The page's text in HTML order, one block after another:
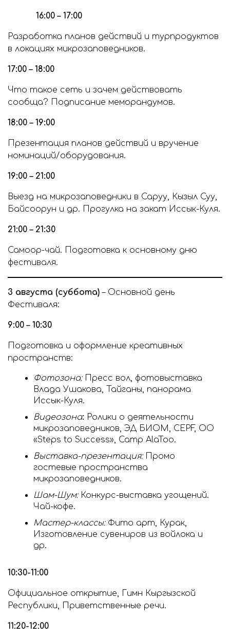
16:00 – 17:00
Разработка планов действий и турпродуктов
в локациях микрозаповедников.
17:00 – 18:00
Что такое сеть и зачем действовать
сообща? Подписание меморандумов.
18:00 – 19:00
Презентация планов действий и вручение
номинаций/оборудования.
19:00 – 21:00
Выезд на микрозаповедники в Саруу, Кызыл Суу,
Байсоорун и др. Прогулка на закат Иссык-Куля.
21:00 – 21:30
Самоор-чай. Подготовка к основному дню
фестиваля.
3 августа (суббота) – Основной день
Фестиваля:
9:00 – 10:30
Подготовка и оформление креативных
пространств:
Фотозона:Пресс вол, фотовыставка
Влада Ушакова, Тайганы, панорама
Иссык-Куля.
Видеозона: Ролики о деятельности
микрозаповедников, ЭД БИОМ, CEPF, ОО
«Steps to Success», Camp AlaToo.
Выставка-презентация:Промо
гостевые пространства
микрозаповедников.
Шам-Шум:Конкурс-выставка угощений.
Чай-кофе.
Мастер-классы:Фито арт, Курак,
Изготовление сувениров из войлока и
др.
10:30-11:00
Официальное открытие, Гимн Кыргызской
Республики, Приветственные речи.
11:20-12:00